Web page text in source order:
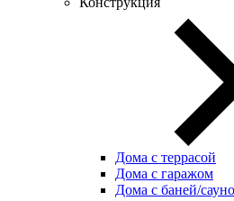
Дома с террасой
Дома с гаражом
Дома с баней/